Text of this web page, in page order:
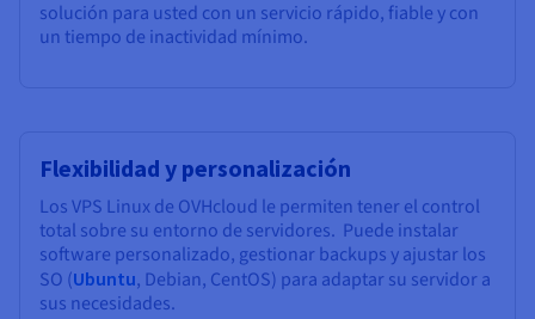
solución para usted con un servicio rápido, fiable y con
un tiempo de inactividad mínimo.
Flexibilidad y personalización
Los VPS Linux de OVHcloud le permiten tener el control
total sobre su entorno de servidores. Puede instalar
software personalizado, gestionar backups y ajustar los
SO (Ubuntu, Debian, CentOS) para adaptar su servidor a
sus necesidades.